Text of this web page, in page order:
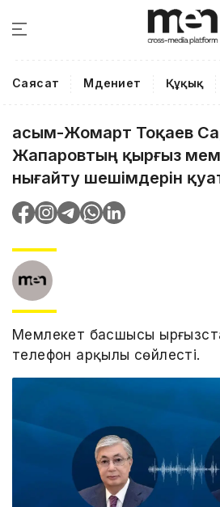
Саясат Мәдениет Құқық
Қасым-Жомарт Тоқаев
Жапаровтың қырғыз
нығайту шешімдерін
Мемлекет басшысы
телефон арқылы сөйлесті.